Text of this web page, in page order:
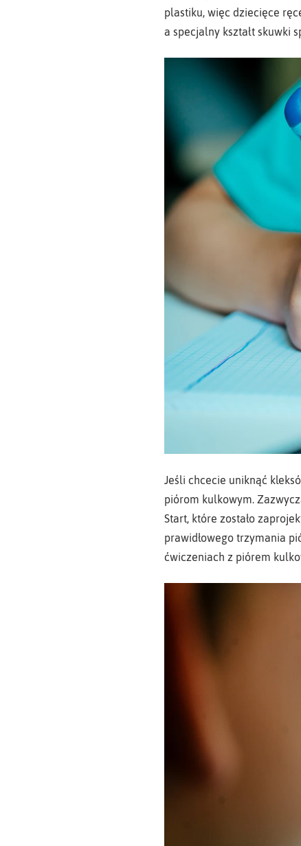
plastiku, więc dziecięce
a specjalny kształt skuwki
Jeśli chcecie uniknąć
piórom kulkowym.
Start, które zostało
prawidłowego trzymania
ćwiczeniach z piórem